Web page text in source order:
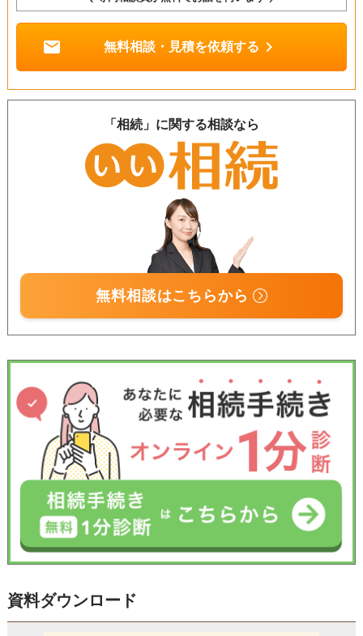
mail 無料相談・見積を依頼する chevron_right
「相続」に関する相談なら
無料相談はこちらから
資料ダウンロード